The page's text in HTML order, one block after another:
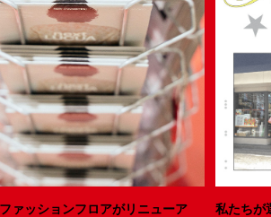
ァッションフロアがリニューア
私たちが